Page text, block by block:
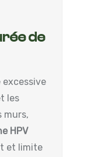
de
excessive
les
murs,
HPV
et limite